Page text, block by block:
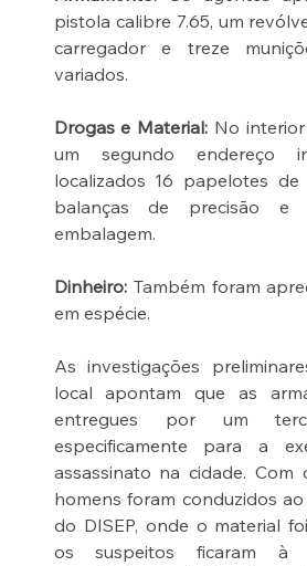
pistola calibre 7.65, um
carregador e treze
variados.
Drogas e Material: No
um segundo endereço
localizados 16 papelotes de
balanças de precisão e
embalagem.
Dinheiro: Também foram
em espécie.
As investigações
local apontam que as
entregues por um
especificamente para a
assassinato na cidade. Com
homens foram conduzidos
do DISEP, onde o material
os suspeitos ficaram à